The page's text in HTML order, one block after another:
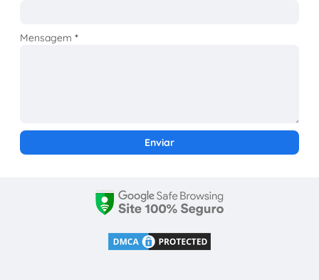
Mensagem*